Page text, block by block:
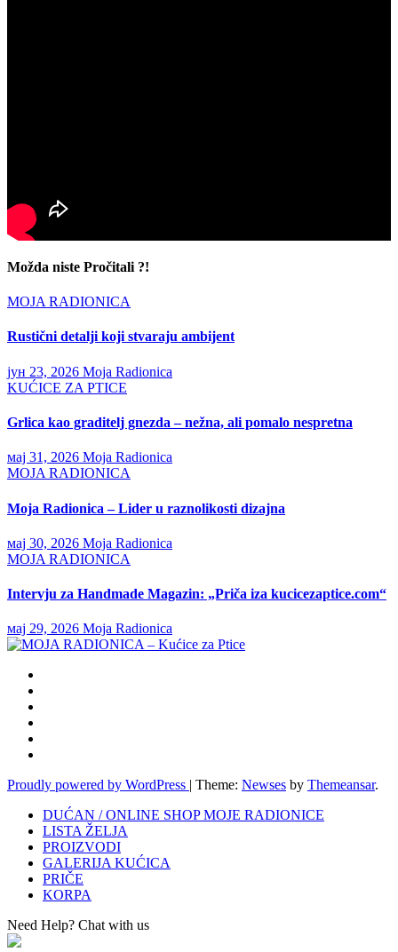
Možda niste Pročitali ?!
MOJA RADIONICA
Rustični detalji koji stvaraju ambijent
јун 23, 2026 Moja Radionica
KUĆICE ZA PTICE
Grlica kao graditelj gnezda – nežna, ali pomalo nespretna
мај 31, 2026 Moja Radionica
MOJA RADIONICA
Moja Radionica – Lider u raznolikosti dizajna
мај 30, 2026 Moja Radionica
MOJA RADIONICA
Intervju za Handmade Magazin: „Priča iza kucicezaptice.com“
мај 29, 2026 Moja Radionica
Proudly powered by WordPress | Theme: Newses by Themeansar.
DUĆAN / ONLINE SHOP MOJE RADIONICE
LISTA ŽELJA
PROIZVODI
GALERIJA KUĆICA
PRIČE
KORPA
Need Help? Chat with us